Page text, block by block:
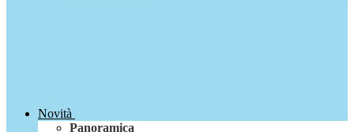
Novità
Panoramica